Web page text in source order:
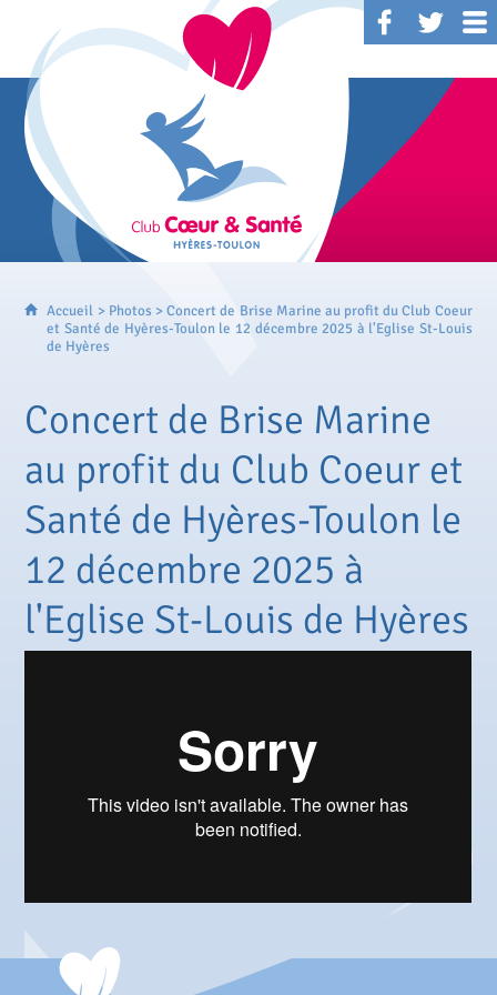
Accueil > Photos > Concert de Brise Marine au profit du Club Coeur
et Santé de Hyères-Toulon le 12 décembre 2025 à l'Eglise St-Louis
de Hyères
Concert de Brise Marine
au profit du Club Coeur et
Santé de Hyères-Toulon le
12 décembre 2025 à
l'Eglise St-Louis de Hyères